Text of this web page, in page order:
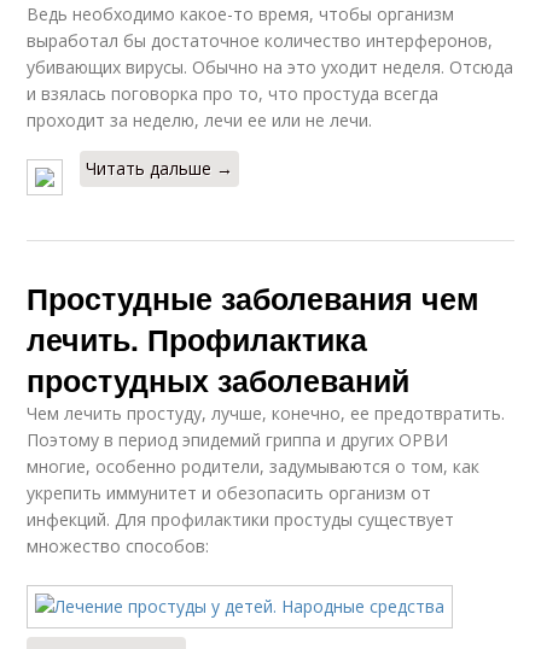
Ведь необходимо какое-то время, чтобы организм
выработал бы достаточное количество интерферонов,
убивающих вирусы. Обычно на это уходит неделя. Отсюда
и взялась поговорка про то, что простуда всегда
проходит за неделю, лечи ее или не лечи.
Читать дальше →
Простудные заболевания чем
лечить. Профилактика
простудных заболеваний
Чем лечить простуду, лучше, конечно, ее предотвратить.
Поэтому в период эпидемий гриппа и других ОРВИ
многие, особенно родители, задумываются о том, как
укрепить иммунитет и обезопасить организм от
инфекций. Для профилактики простуды существует
множество способов: